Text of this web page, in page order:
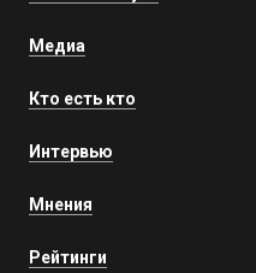
Медиа
Кто есть кто
Интервью
Мнения
Рейтинги